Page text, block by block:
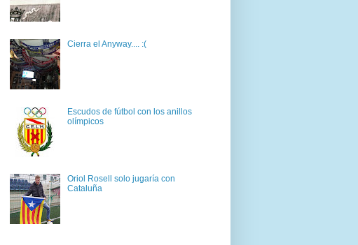
Cierra el Anyway.... :(
Escudos de fútbol con los anillos
olímpicos
Oriol Rosell solo jugaría con
Cataluña